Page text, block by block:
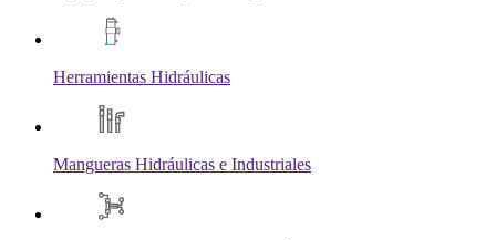
Herramientas Hidráulicas
Mangueras Hidráulicas e Industriales